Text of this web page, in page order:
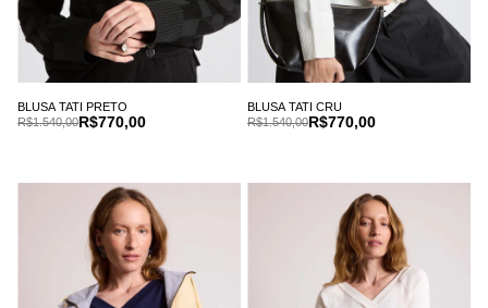
BLUSA TATI PRETO
R$770,00
R$1.540,00
BLUSA TATI CRU
R$770,00
R$1.540,00